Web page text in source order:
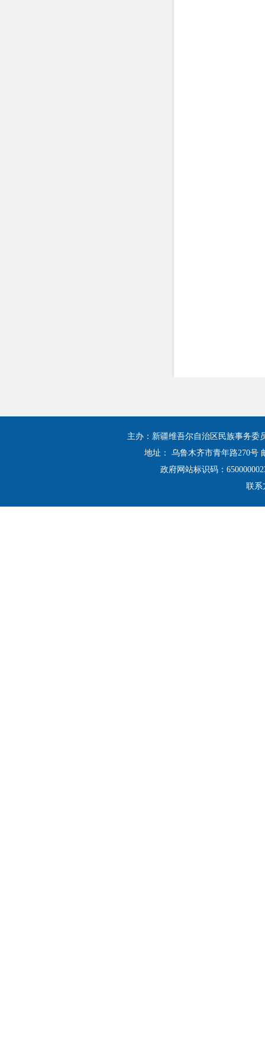
主办：新疆维吾尔自治区民族事务委
地址： 乌鲁木齐市青年路270号
政府网站标识码：
联系